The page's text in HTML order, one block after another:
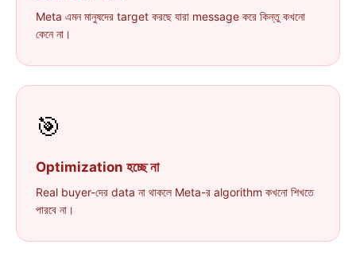
Meta এমন মানুষদের target করছে যারা message করে কিন্তু কখনো
কেনে না।
🎯
Optimization হচ্ছে না
Real buyer-দের data না থাকলে Meta-র algorithm কখনো শিখতে
পারবে না।